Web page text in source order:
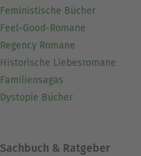
Feministische Bücher
Feel-Good-Romane
Regency Romane
Historische Liebesromane
Familiensagas
Dystopie Bücher
Sachbuch & Ratgeber